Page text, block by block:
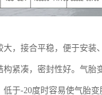
大，接合平稳，便于安
构紧凑，密封性好。气胎
于-20度时容易使气胎